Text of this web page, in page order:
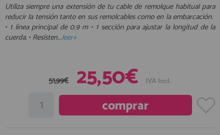
Navegacion
Neveras y Termos
Seguridad
Tiempo Libre
Submarinismo
Acceder al
Área profesionales
Únete ya a los mas de de 500 Profesionales de la Náutica
registro profesional
Utiliza siempre una extensión de tu cable de remolque habitual para
reducir la tensión tanto en sus remolcables como en la embarcación.
• 1 línea principal de 0.9 m • 1 sección para ajustar la longitud de la
cuerda. • Resisten...leer+
51,99€ 25,50€ IVA Incl.